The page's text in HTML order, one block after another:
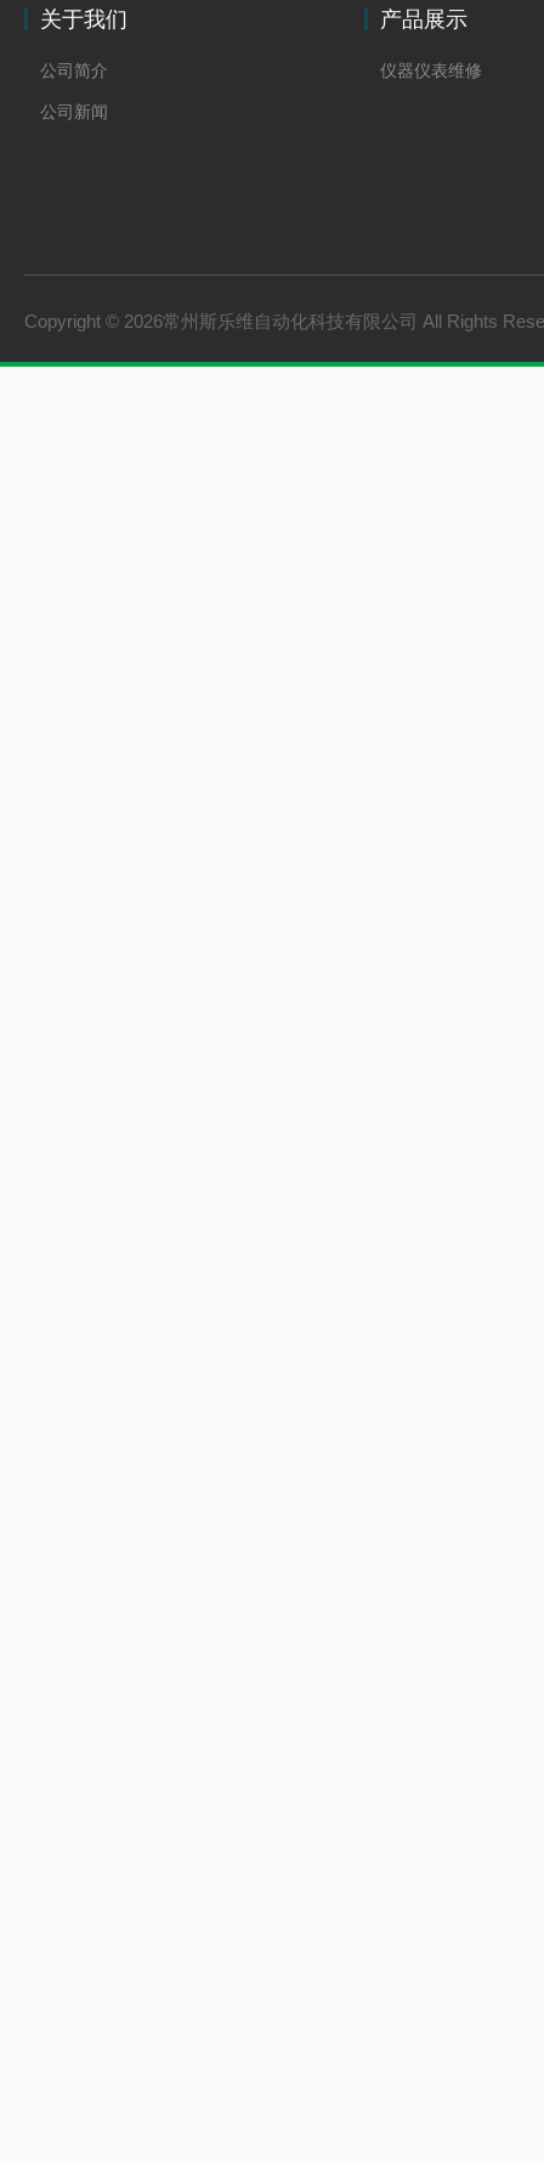
关于我们
公司简介
公司新闻
产品展示
仪器仪表维修
Copyright © 2026常州斯乐维自动化科技有限公司 All Rights